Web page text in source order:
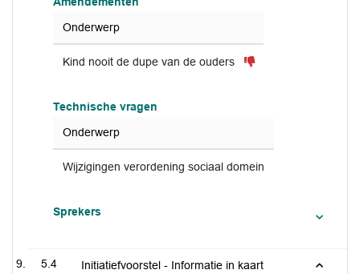
Onderwerp
Kind nooit de dupe van de ouders
Technische vragen
Onderwerp
Wijzigingen verordening sociaal domein
Sprekers
5.4 Initiatiefvoorstel - Informatie in kaart